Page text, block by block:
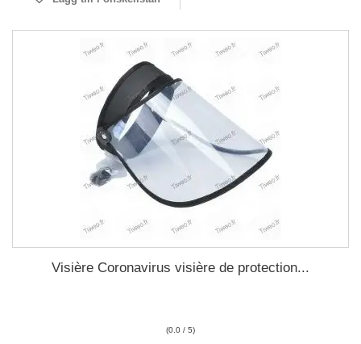
Visière Coronavirus visière de protection...
(0.0 / 5)